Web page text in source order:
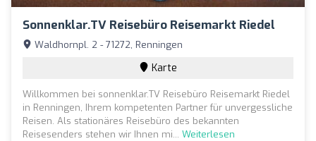
Sonnenklar.TV Reisebüro Reisemarkt Riedel
Waldhornpl. 2 - 71272, Renningen
Karte
Willkommen bei sonnenklar.TV Reisebüro Reisemarkt Riedel
in Renningen, Ihrem kompetenten Partner für unvergessliche
Reisen. Als stationäres Reisebüro des bekannten
Reisesenders stehen wir Ihnen mi... Weiterlesen